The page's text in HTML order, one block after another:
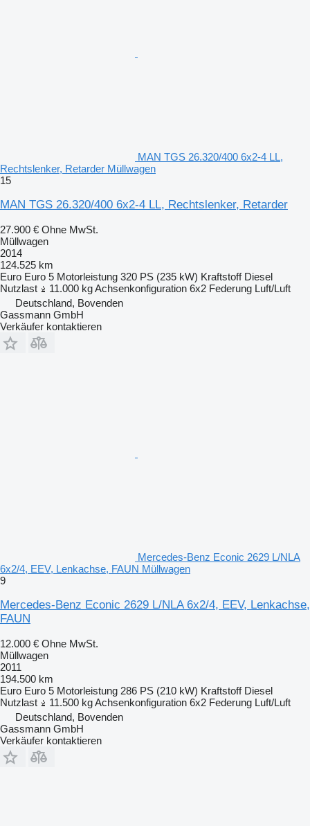
MAN TGS 26.320/400 6x2-4 LL,
Rechtslenker, Retarder Müllwagen
15
MAN TGS 26.320/400 6x2-4 LL, Rechtslenker, Retarder
27.900 € Ohne MwSt.
Müllwagen
2014
124.525 km
Euro Euro 5 Motorleistung 320 PS (235 kW) Kraftstoff Diesel
Nutzlast
11.000 kgAchsenkonfiguration 6x2 Federung Luft/Luft
Deutschland, Bovenden
Gassmann GmbH
Verkäufer kontaktieren
Mercedes-Benz Econic 2629 L/NLA
6x2/4, EEV, Lenkachse, FAUN Müllwagen
9
Mercedes-Benz Econic 2629 L/NLA 6x2/4, EEV, Lenkachse,
FAUN
12.000 € Ohne MwSt.
Müllwagen
2011
194.500 km
Euro Euro 5 Motorleistung 286 PS (210 kW) Kraftstoff Diesel
Nutzlast
11.500 kgAchsenkonfiguration 6x2 Federung Luft/Luft
Deutschland, Bovenden
Gassmann GmbH
Verkäufer kontaktieren